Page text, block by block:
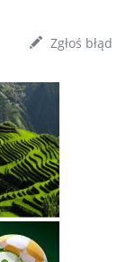
Zgłoś błąd